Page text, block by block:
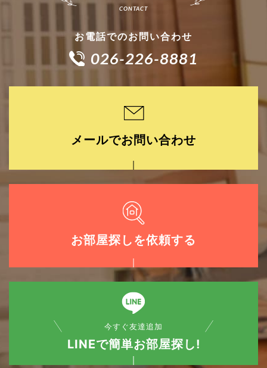
お電話でのお問い合わせ
026-226-8881
メールでお問い合わせ
お部屋探しを依頼する
今すぐ友達追加
LINEで簡単お部屋探し!